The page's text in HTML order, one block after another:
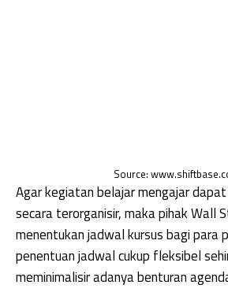
Source:
Agar kegiatan belajar mengajar
secara terorganisir, maka pihak Wall
menentukan jadwal kursus bagi para
penentuan jadwal cukup fleksibel
meminimalisir adanya benturan